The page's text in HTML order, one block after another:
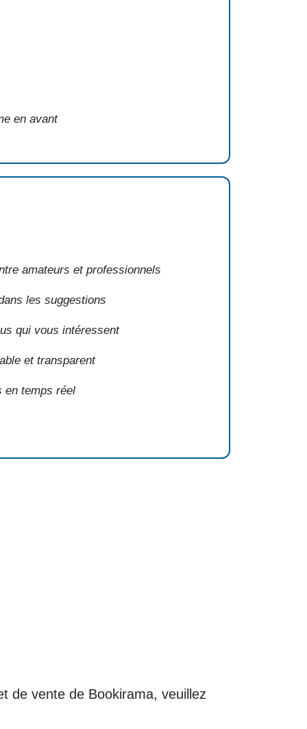
en avant
amateurs et professionnels
les suggestions
qui vous intéressent
et transparent
temps réel
de vente de Bookirama, veuillez